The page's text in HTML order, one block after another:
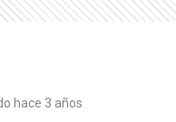
hace 3 años